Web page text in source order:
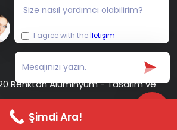
Renkton Alüminyum - Tasarım ve
Digital AgencyTüm hakları saklıdır.
Hakkımızda
Size nasıl yardımcı olabilirim?
I agree with the İletişim
Şimdi Ara!